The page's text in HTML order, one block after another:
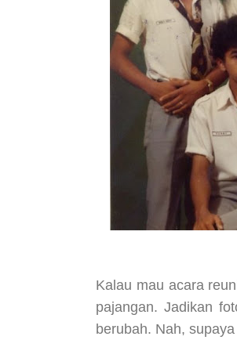
Kalau mau acara
pajangan. Jadikan
berubah. Nah,